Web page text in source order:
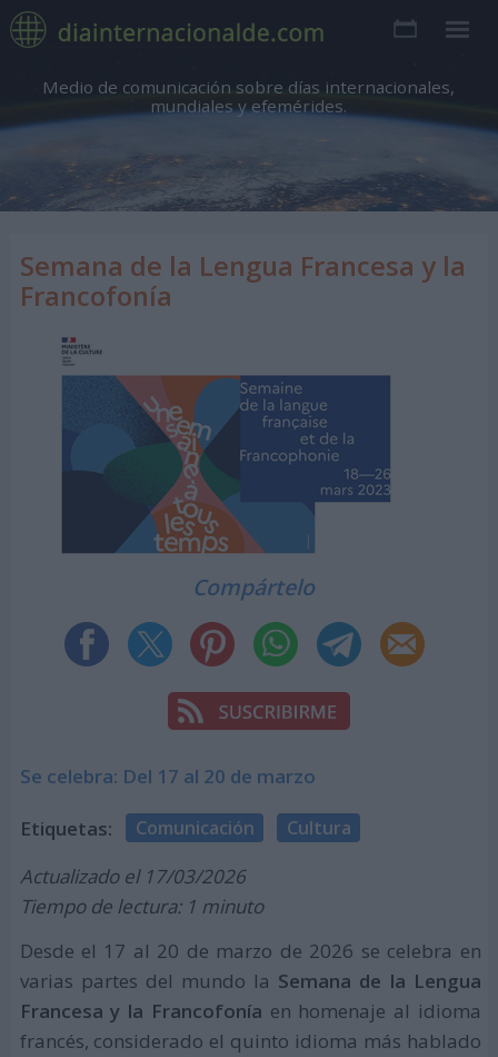
Medio de comunicación sobre días internacionales,
mundiales y efemérides.
Semana de la Lengua Francesa y la
Francofonía
Compártelo
Se celebra: Del 17 al 20 de marzo
Etiquetas: Comunicación Cultura
Actualizado el 17/03/2026
Tiempo de lectura: 1 minuto
Desde el 17 al 20 de marzo de 2026 se celebra en
varias partes del mundo la Semana de la Lengua
Francesa y la Francofonía en homenaje al idioma
francés, considerado el quinto idioma más hablado